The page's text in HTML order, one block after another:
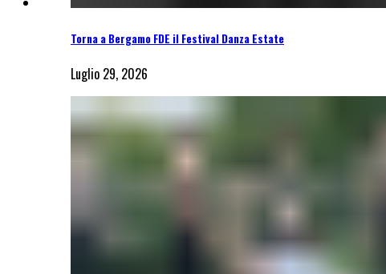
Torna a Bergamo FDE il Festival Danza Estate
Luglio 29, 2026